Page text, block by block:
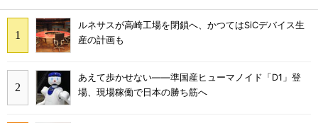
ルネサスが高崎工場を閉鎖へ、かつてはSiCデバイス生
産の計画も
あえて歩かせない――準国産ヒューマノイド「D1」登
場、現場稼働で日本の勝ち筋へ